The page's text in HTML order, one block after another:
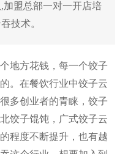
盟总部一对一开店培
技术。
地方花钱，每一个饺子
。在餐饮行业中饺子云
多创业者的青睐，饺子
饺子馄饨，广式饺子云
程度不断提升，也有越